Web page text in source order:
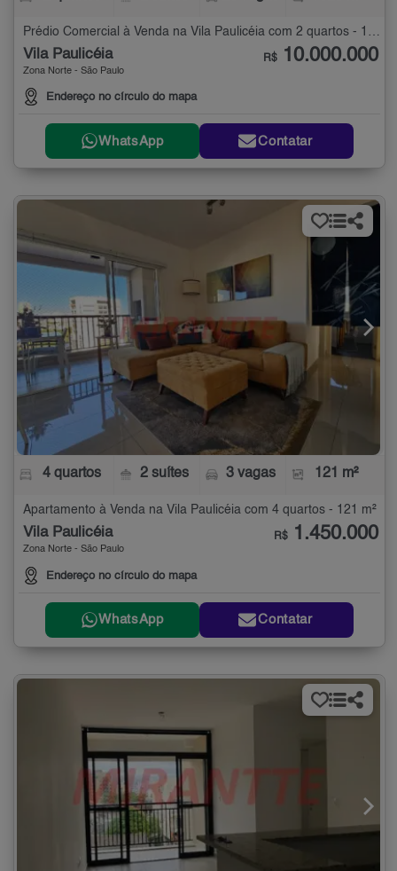
Prédio Comercial à Venda na Vila Paulicéia com 2 quartos - 1523 m²
Vila Paulicéia
Zona Norte - São Paulo
Endereço no círculo do mapa
R$ 10.000.000
WhatsApp Contatar
4 quartos 2 suítes 3 vagas 121 m²
Apartamento à Venda na Vila Paulicéia com 4 quartos - 121 m²
Vila Paulicéia
Zona Norte - São Paulo
Endereço no círculo do mapa
R$ 1.450.000
WhatsApp Contatar